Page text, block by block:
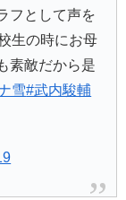
フとして声を
生の時にお母
素敵だから是
雪#武内駿輔